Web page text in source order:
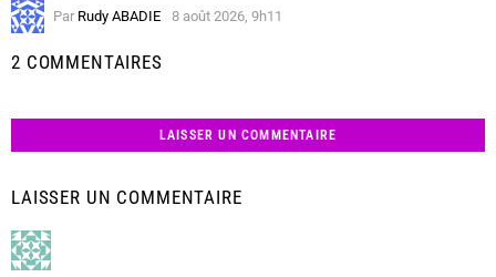
Par Rudy ABADIE 8 août 2026, 9h11
2 COMMENTAIRES
LAISSER UN COMMENTAIRE
LAISSER UN COMMENTAIRE